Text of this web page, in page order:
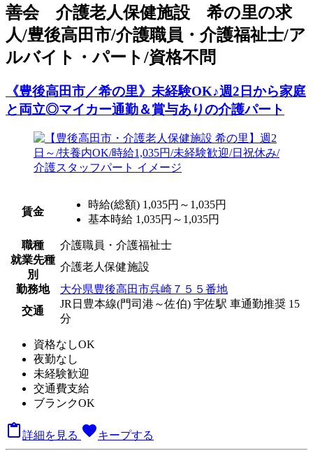
善会 介護老人保健施設 希の里の求
人/豊後高田市/介護職員・介護福祉士/ア
ルバイト・パート/資格不問
《豊後高田市／希の里》未経験OK♪週2日から家庭
と両立◎マイカー通勤＆賞与ありの介護パート
賃金
時給(総額) 1,035円～1,035円
基本時給 1,035円～1,035円
職種
介護職員・介護福祉士
就業先種
別
介護老人保健施設
勤務地
大分県豊後高田市呉崎７５５番地
交通
JR日豊本線(門司港～佐伯) 宇佐駅 車通勤推奨 15
分
資格なしOK
夜勤なし
未経験歓迎
交通費支給
ブランクOK
 詳細を見る favoriteキープする